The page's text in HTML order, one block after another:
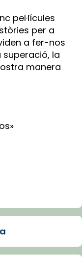
pel·lícules
per a
a fer-nos
la
manera
Fa gairebé
la